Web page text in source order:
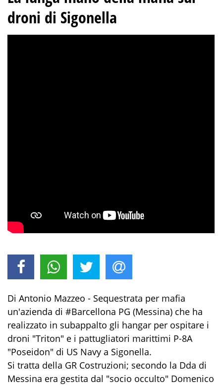
droni di Sigonella
Di Antonio Mazzeo - Sequestrata per mafia
un'azienda di #Barcellona PG (Messina) che ha
realizzato in subappalto gli hangar per ospitare i
droni "Triton" e i pattugliatori marittimi P-8A
"Poseidon" di US Navy a Sigonella.
Si tratta della GR Costruzioni; secondo la Dda di
Messina era gestita dal "socio occulto" Domenico